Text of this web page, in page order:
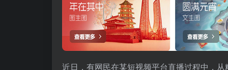
近日，有网民在某短视频平台直播过程中，从